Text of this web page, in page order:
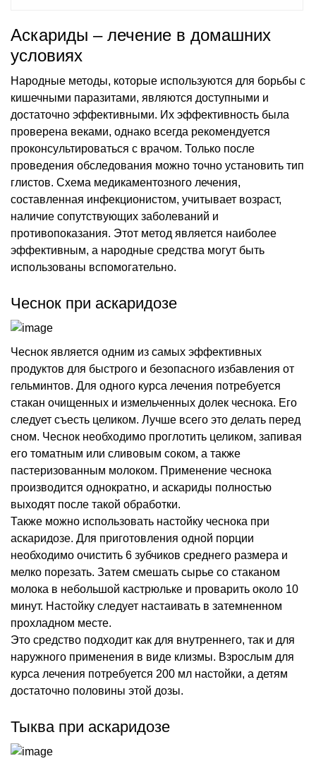
Аскариды – лечение в домашних
условиях
Народные методы, которые используются для борьбы с
кишечными паразитами, являются доступными и
достаточно эффективными. Их эффективность была
проверена веками, однако всегда рекомендуется
проконсультироваться с врачом. Только после
проведения обследования можно точно установить тип
глистов. Схема медикаментозного лечения,
составленная инфекционистом, учитывает возраст,
наличие сопутствующих заболеваний и
противопоказания. Этот метод является наиболее
эффективным, а народные средства могут быть
использованы вспомогательно.
Чеснок при аскаридозе
Чеснок является одним из самых эффективных
продуктов для быстрого и безопасного избавления от
гельминтов. Для одного курса лечения потребуется
стакан очищенных и измельченных долек чеснока. Его
следует съесть целиком. Лучше всего это делать перед
сном. Чеснок необходимо проглотить целиком, запивая
его томатным или сливовым соком, а также
пастеризованным молоком. Применение чеснока
производится однократно, и аскариды полностью
выходят после такой обработки.
Также можно использовать настойку чеснока при
аскаридозе. Для приготовления одной порции
необходимо очистить 6 зубчиков среднего размера и
мелко порезать. Затем смешать сырье со стаканом
молока в небольшой кастрюльке и проварить около 10
минут. Настойку следует настаивать в затемненном
прохладном месте.
Это средство подходит как для внутреннего, так и для
наружного применения в виде клизмы. Взрослым для
курса лечения потребуется 200 мл настойки, а детям
достаточно половины этой дозы.
Тыква при аскаридозе